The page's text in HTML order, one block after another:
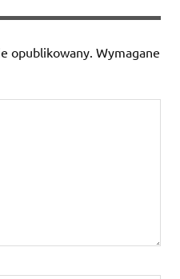
opublikowany. Wymagane